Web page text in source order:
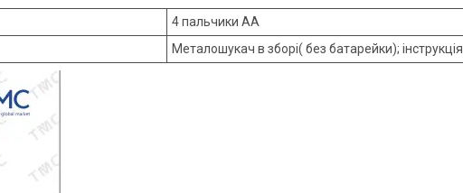
4 пальчики АА
Металошукач в зборі( без батарейки); інструкція